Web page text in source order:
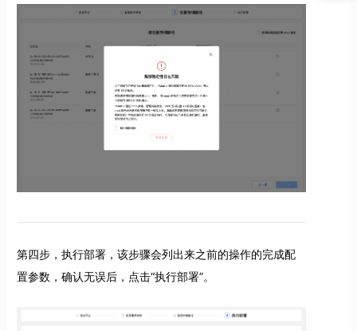
第四步，执行部署，该步骤会列出来之前的操作的完成配
置参数，确认无误后，点击“执行部署”。